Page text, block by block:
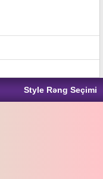
Style Rəng Seçimi